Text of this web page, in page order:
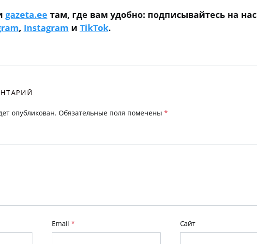
gazeta.ee там, где вам удобно: подписывайтесь на нас
, Instagram и TikTok.
опубликован. Обязательные поля помечены *
Email* Сайт